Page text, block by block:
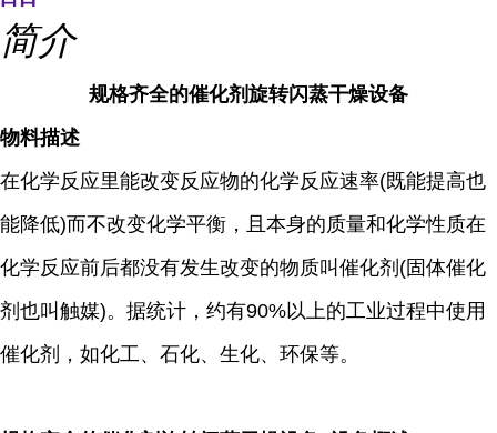
简介
规格齐全的催化剂旋转闪蒸干燥设备
物料描述
在化学反应里能改变反应物的化学反应速率(既能提高也
能降低)而不改变化学平衡，且本身的质量和化学性质在
化学反应前后都没有发生改变的物质叫催化剂(固体催化
剂也叫触媒)。据统计，约有90%以上的工业过程中使用
催化剂，如化工、石化、生化、环保等。